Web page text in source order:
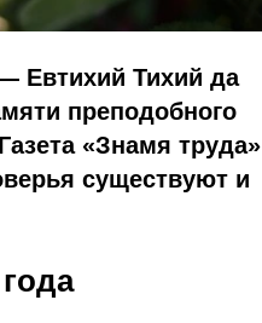
Евтихий Тихий да
преподобного
«Знамя труда»
существуют и